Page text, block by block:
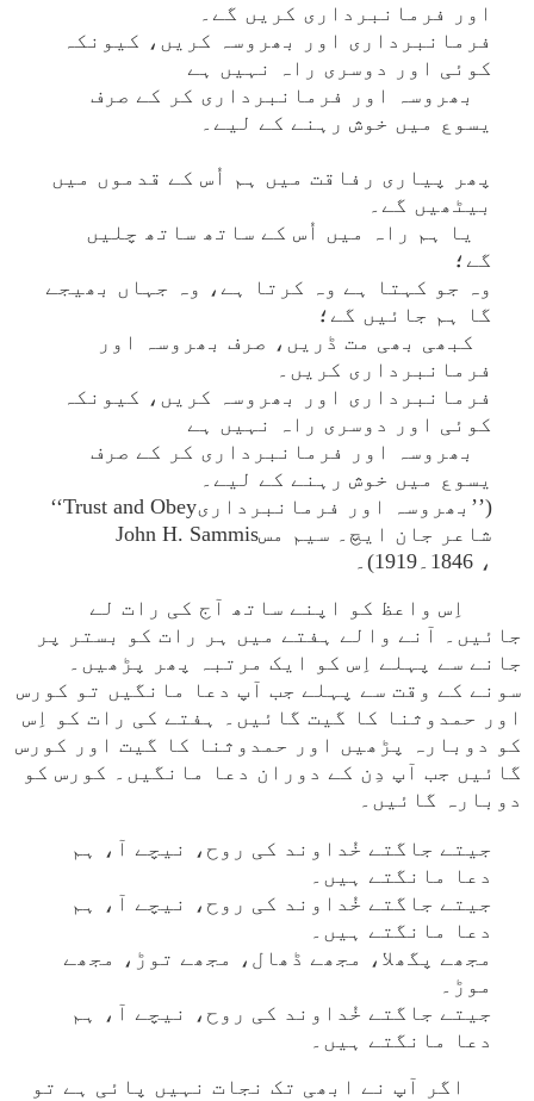
اور فرمانبرداری کریں گے۔
فرمانبرداری اور بھروسہ کریں، کیونکہ
کوئی اور دوسری راہ نہیں ہے
بھروسہ اور فرمانبرداری کر کے صرف
یسوع میں خوش رہنے کے لیے۔
پھر پیاری رفاقت میں ہم اُس کے قدموں میں
بیٹھیں گے۔
یا ہم راہ میں اُس کے ساتھ ساتھ چلیں
گے؛
وہ جو کہتا ہے وہ کرتا ہے، وہ جہاں بھیجے
گا ہم جائیں گے؛
کبھی بھی مت ڈریں، صرف بھروسہ اور
فرمانبرداری کریں۔
فرمانبرداری اور بھروسہ کریں، کیونکہ
کوئی اور دوسری راہ نہیں ہے
بھروسہ اور فرمانبرداری کر کے صرف
یسوع میں خوش رہنے کے لیے۔
(’’بھروسہ اور فرمانبرداریTrust and Obey‘‘
شاعر جان ایچ۔ سیم مسJohn H. Sammis
، 1846۔1919)۔
اِس واعظ کو اپنے ساتھ آج کی رات لے
جائیں۔ آنے والے ہفتے میں ہر رات کو بستر پر
جانے سے پہلے اِس کو ایک مرتبہ پھر پڑھیں۔
سونے کے وقت سے پہلے جب آپ دعا مانگیں تو کورس
اور حمدوثنا کا گیت گائیں۔ ہفتے کی رات کو اِس
کو دوبارہ پڑھیں اور حمدوثنا کا گیت اور کورس
گائیں جب آپ دِن کے دوران دعا مانگیں۔ کورس کو
دوبارہ گائیں۔
جیتے جاگتے خُداوند کی روح، نیچے آ، ہم
دعا مانگتے ہیں۔
جیتے جاگتے خُداوند کی روح، نیچے آ، ہم
دعا مانگتے ہیں۔
مجھے پگھلا، مجھے ڈھال، مجھے توڑ، مجھے
موڑ۔
جیتے جاگتے خُداوند کی روح، نیچے آ، ہم
دعا مانگتے ہیں۔
اگر آپ نے ابھی تک نجات نہیں پائی ہے تو